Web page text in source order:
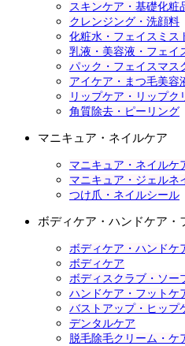
スキンケア・基礎化粧
クレンジング・洗顔料
化粧水・フェイスミス
乳液・美容液・フェイ
パック・フェイスマス
アイケア・まつ毛美容
リップケア・リップク
角質除去・ピーリング
マニキュア・ネイルケア
マニキュア・ネイルケ
マニキュア・ジェルネ
つけ爪・ネイルシール
ボディケア・ハンドケア・
ボディケア・ハンドケ
ボディケア
ボディスクラブ・ソー
ハンドケア・フットケ
バストアップ・ヒップ
デンタルケア
脱毛除毛クリーム・ケ